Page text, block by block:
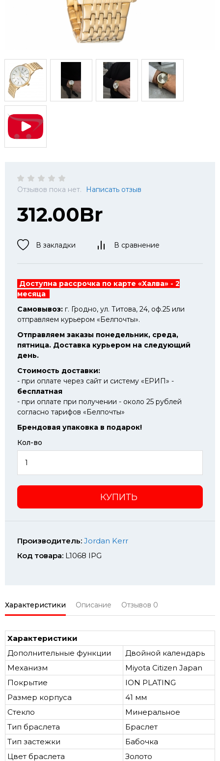
Отзывов пока нет. Написать отзыв
312.00Br
В закладки В сравнение
Доступна рассрочка по карте «Халва» - 2
месяца
Самовывоз: г. Гродно, ул. Титова, 24, оф.25 или
отправляем курьером «Белпочты».
Отправляем заказы понедельник, среда,
пятница. Доставка курьером на следующий
день.
Стоимость доставки:
- при оплате через сайт и систему «ЕРИП» -
бесплатная
- при оплате при получении - около 25 рублей
согласно тарифов «Белпочты»
Брендовая упаковка в подарок!
Кол-во
КУПИТЬ
Производитель: Jordan Kerr
Код товара: L1068 IPG
Характеристики Описание Отзывов 0
Характеристики
Дополнительные функции
Двойной календарь
Механизм
Miyota Citizen Japan
Покрытие
ION PLATING
Размер корпуса
41 мм
Стекло
Минеральное
Тип браслета
Браслет
Тип застежки
Бабочка
Цвет браслета
Золото